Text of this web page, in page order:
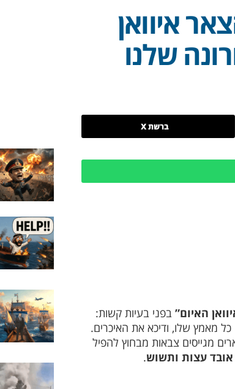
איוואן
שלנו
ברשת X
האיום” בפני בעיות קשות:
מאמץ שלו, ודיכא את האיכרים.
מגייסים צבאות מבחוץ להפיל
עצות ותשוש.